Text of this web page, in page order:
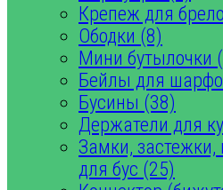
Крепеж для
Ободки (8)
Мини бутылочки
Бейлы для
Бусины (38)
Держатели для
Замки,
для бус (25)